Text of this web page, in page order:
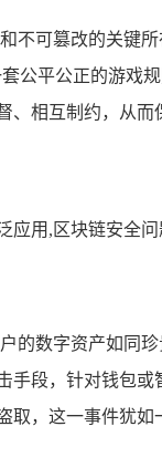
不可篡改的关键
套公平公正的游
、相互制约，从
应用,区块链安全
的数字资产如同
手段，针对钱包
取，这一事件犹